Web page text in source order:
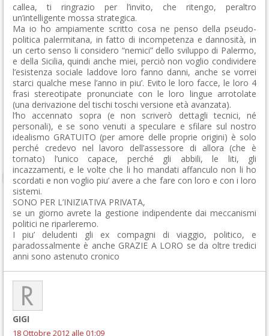
callea, ti ringrazio per l’invito, che ritengo, peraltro
un’intelligente mossa strategica.
Ma io ho ampiamente scritto cosa ne penso della pseudo-
politica palermitana, in fatto di incompetenza e dannosità, in
un certo senso li considero “nemici” dello sviluppo di Palermo,
e della Sicilia, quindi anche miei, perciò non voglio condividere
l’esistenza sociale laddove loro fanno danni, anche se vorrei
starci qualche mese l’anno in piu’. Evito le loro facce, le loro 4
frasi stereotipate pronunciate con le loro lingue arrotolate
(una derivazione del tischi toschi versione età avanzata).
l’ho accennato sopra (e non scriverò dettagli tecnici, né
personali), e se sono venuti a speculare e sfilare sul nostro
idealismo GRATUITO (per amore delle proprie origini) è solo
perché credevo nel lavoro dell’assessore di allora (che è
tornato) l’unico capace, perché gli abbili, le liti, gli
incazzamenti, e le volte che li ho mandati affanculo non li ho
scordati e non voglio piu’ avere a che fare con loro e con i loro
sistemi.
SONO PER L’INIZIATIVA PRIVATA,
se un giorno avrete la gestione indipendente dai meccanismi
politici ne riparleremo.
I piu’ deludenti gli ex compagni di viaggio, politico, e
paradossalmente è anche GRAZIE A LORO se da oltre tredici
anni sono astenuto cronico
GIGI
18 Ottobre 2012 alle 01:09